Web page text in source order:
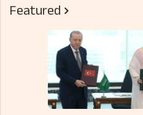
Featured